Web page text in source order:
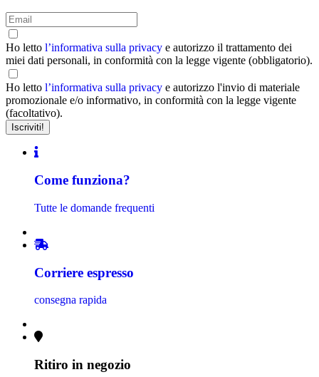
Ho letto l’informativa sulla privacy e autorizzo il trattamento dei
miei dati personali, in conformità con la legge vigente (obbligatorio).
Ho letto l’informativa sulla privacy e autorizzo l'invio di materiale
promozionale e/o informativo, in conformità con la legge vigente
(facoltativo).
Come funziona?
Tutte le domande frequenti
Corriere espresso
consegna rapida
Ritiro in negozio